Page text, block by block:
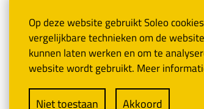
Op deze website gebruikt Soleo
vergelijkbare technieken om de
kunnen laten werken en om te
website wordt gebruikt. Meer
Niet toestaan Akkoord